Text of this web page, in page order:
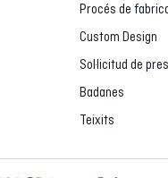
Procés de
Custom Design
Sol·licitud de
Badanes
Teixits